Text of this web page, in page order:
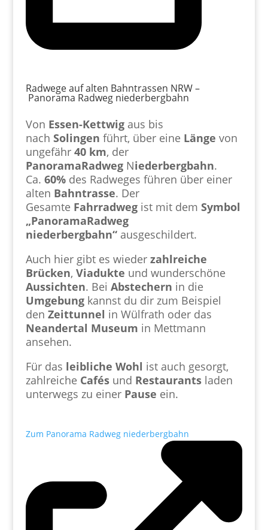
Radwege auf alten Bahntrassen NRW –
Panorama Radweg niederbergbahn
Von Essen-Kettwigaus bis
nach Solingen führt, über eine Länge von
ungefähr 40 km, der
PanoramaRadwegNiederbergbahn.
Ca. 60%des Radweges führen über einer
alten Bahntrasse. Der
Gesamte Fahrradwegist mit dem Symbol
„PanoramaRadweg
niederbergbahn“ausgeschildert.
Auch hier gibt es wieder zahlreiche
Brücken, Viadukte und wunderschöne
Aussichten. Bei Abstechern in die
Umgebungkannst du dir zum Beispiel
den Zeittunnel in Wülfrath oder das
Neandertal Museum in Mettmann
ansehen.
Für das leibliche Wohl ist auch gesorgt,
zahlreiche Cafésund Restaurantsladen
unterwegs zu einer Pause ein.
Zum Panorama Radweg niederbergbahn